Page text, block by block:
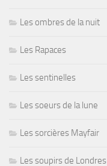
Les ombres de la nuit
Les Rapaces
Les sentinelles
Les soeurs de la lune
Les sorcières Mayfair
Les soupirs de Londres